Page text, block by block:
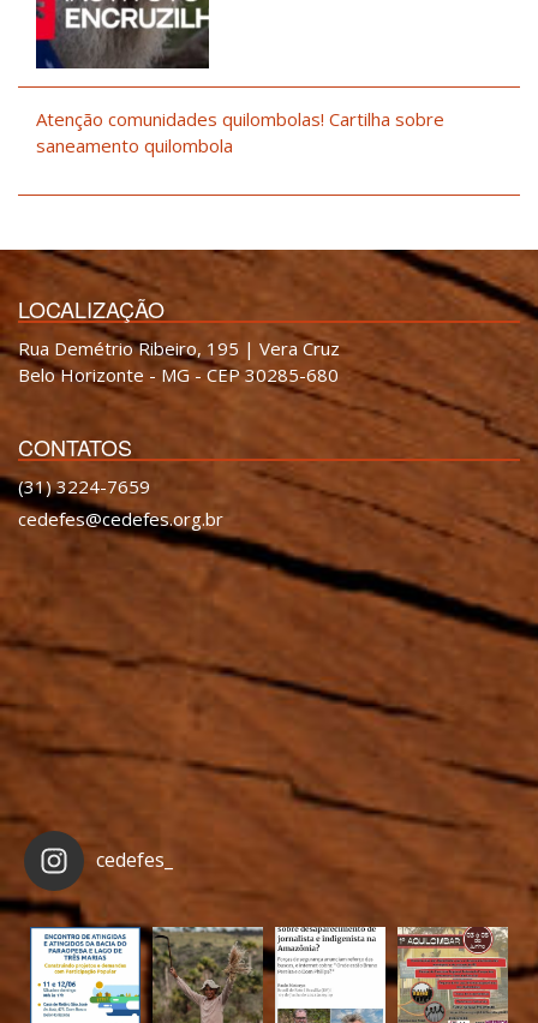
Atenção comunidades quilombolas! Cartilha sobre
saneamento quilombola
LOCALIZAÇÃO
Rua Demétrio Ribeiro, 195 | Vera Cruz
Belo Horizonte - MG - CEP 30285-680
CONTATOS
(31) 3224-7659
cedefes@cedefes.org.br
cedefes_